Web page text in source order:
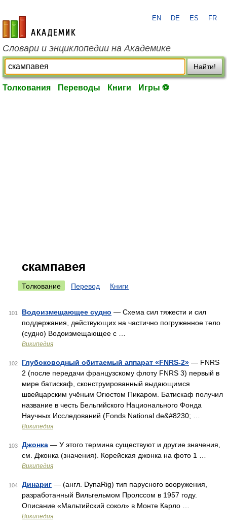
academic.ru
EN DE ES FR
Словари и энциклопедии на Академике
Найти!
Толкования Переводы Книги Игры ⚽
скампавея
Толкование Перевод Книги
101 Водоизмещающее судно — Схема сил тяжести и сил
поддержания, действующих на частично погруженное тело
(судно) Водоизмещающее с …
Википедия
102 Глубоководный обитаемый аппарат «FNRS-2» — FNRS
2 (после передачи французскому флоту FNRS 3) первый в
мире батискаф, сконструированный выдающимся
швейцарским учёным Огюстом Пикаром. Батискаф получил
название в честь Бельгийского Национального Фонда
Научных Исследований (Fonds National de&#8230; …
Википедия
103 Джонка — У этого термина существуют и другие значения,
см. Джонка (значения). Корейская джонка на фото 1 …
Википедия
104 Динариг — (англ. DynaRig) тип парусного вооружения,
разработанный Вильгельмом Пролссом в 1957 году.
Описание «Мальтийский сокол» в Монте Карло …
Википедия